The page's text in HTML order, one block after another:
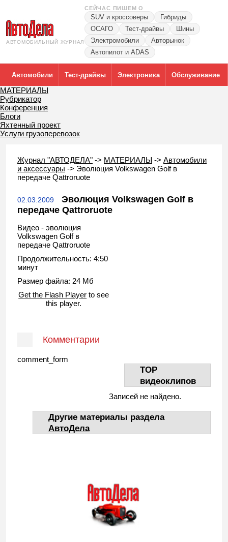
АВТОМОБИЛЬНЫЙ ЖУРНАЛ
СЕЙЧАС ПИШЕМ О
SUV и кроссоверы
Гибриды
ОСАГО
Тест-драйвы
Шины
Электромобили
Авторынок
Автопилот и ADAS
Автомобили Тест-драйвы Электроника Обслуживание
МАТЕРИАЛЫ
Рубрикатор
Конференция
Блоги
Яхтенный проект
Услуги грузоперевозок
Журнал "АВТОДЕЛА" -> МАТЕРИАЛЫ -> Автомобили
и аксессуары -> Эволюция Volkswagen Golf в
передаче Qattroruote
02.03.2009
Эволюция Volkswagen Golf в
передаче Qattroruote
Видео - эволюция
Volkswagen Golf в
передаче Qattroruote
Продолжительность: 4:50
минут
Размер файла: 24 Мб
Get the Flash Player to see
this player.
Комментарии
comment_form
TOP
видеоклипов
Записей не найдено.
Другие материалы раздела
АвтоДела